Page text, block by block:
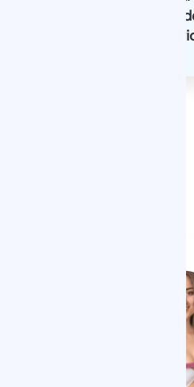
disfrutar a cada paciente
bienestar en todos los